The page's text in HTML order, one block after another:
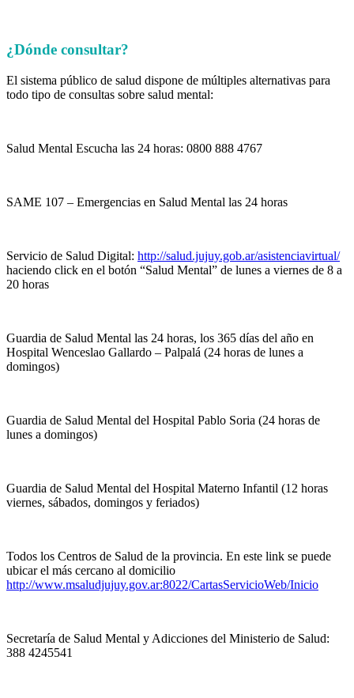
¿Dónde consultar?
El sistema público de salud dispone de múltiples alternativas para
todo tipo de consultas sobre salud mental:
Salud Mental Escucha las 24 horas: 0800 888 4767
SAME 107 – Emergencias en Salud Mental las 24 horas
Servicio de Salud Digital: http://salud.jujuy.gob.ar/asistenciavirtual/
haciendo click en el botón “Salud Mental” de lunes a viernes de 8 a
20 horas
Guardia de Salud Mental las 24 horas, los 365 días del año en
Hospital Wenceslao Gallardo – Palpalá (24 horas de lunes a
domingos)
Guardia de Salud Mental del Hospital Pablo Soria (24 horas de
lunes a domingos)
Guardia de Salud Mental del Hospital Materno Infantil (12 horas
viernes, sábados, domingos y feriados)
Todos los Centros de Salud de la provincia. En este link se puede
ubicar el más cercano al domicilio
http://www.msaludjujuy.gov.ar:8022/CartasServicioWeb/Inicio
Secretaría de Salud Mental y Adicciones del Ministerio de Salud:
388 4245541